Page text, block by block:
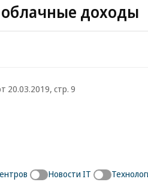
доходы
20.03.2019, стр. 9
Новости IT